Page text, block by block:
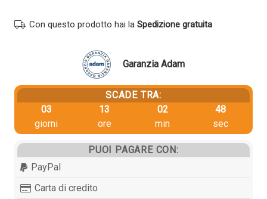
originale
Con questo prodotto hai la Spedizione gratuita
Garanzia Adam
SCADE TRA:
03
giorni
13
ore
02
min
48
sec
PUOI PAGARE CON:
PayPal
Carta di credito